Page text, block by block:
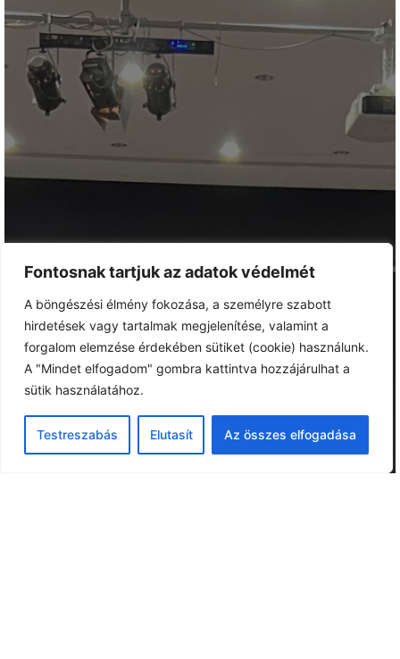
Fontosnak tartjuk az adatok védelmét
A böngészési élmény fokozása, a személyre szabott
hirdetések vagy tartalmak megjelenítése, valamint a
forgalom elemzése érdekében sütiket (cookie) használunk.
A "Mindet elfogadom" gombra kattintva hozzájárulhat a
sütik használatához.
Testreszabás Elutasít Az összes elfogadása